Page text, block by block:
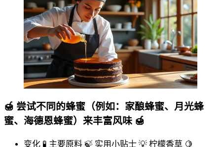
🍯 尝试不同的蜂蜜（例如：家酿蜂蜜、月光蜂
蜜、海德恩蜂蜜）来丰富风味 🍯
变化 🧪 主要原料 🍃 实用小贴士 💡 柠檬香草 🍋